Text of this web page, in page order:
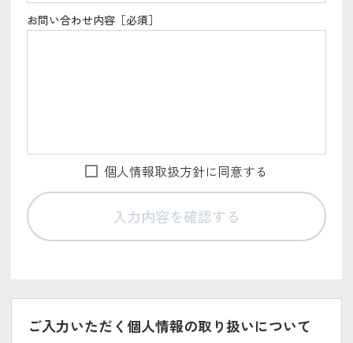
ご入力いただく個人情報の取り扱いについて
お問い合わせ内容［必須］
個人情報取扱方針に同意する